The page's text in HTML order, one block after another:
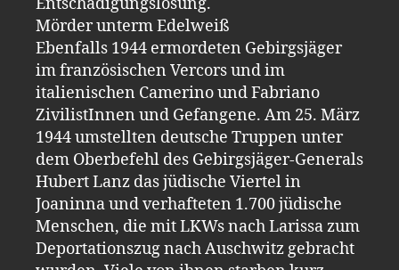
Mörder unterm Edelweiß
Ebenfalls 1944 ermordeten Gebirgsjäger
im französischen Vercors und im
italienischen Camerino und Fabriano
ZivilistInnen und Gefangene. Am 25. März
1944 umstellten deutsche Truppen unter
dem Oberbefehl des Gebirgsjäger-Generals
Hubert Lanz das jüdische Viertel in
Joaninna und verhafteten 1.700 jüdische
Menschen, die mit LKWs nach Larissa zum
Deportationszug nach Auschwitz gebracht